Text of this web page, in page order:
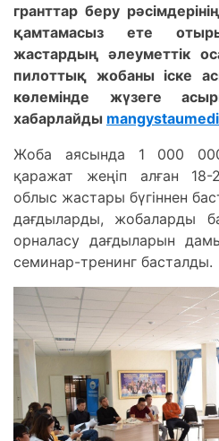
гранттар беру
қамтамасыз ете
жастардың әлеуметтік
пилоттық жобаны іске
көлемінде жүзеге
хабарлайды
Жоба аясында 1 000
қаражат жеңіп алған
облыс жастары бүгіннен
дағдыларды, жобаларды
орналасу дағдыларын
семинар-тренинг басталды.